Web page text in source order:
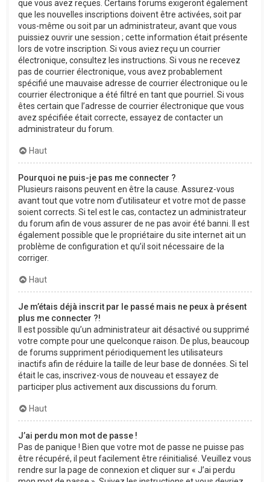
que vous avez reçues. Certains forums exigeront également
que les nouvelles inscriptions doivent être activées, soit par
vous-même ou soit par un administrateur, avant que vous
puissiez ouvrir une session ; cette information était présente
lors de votre inscription. Si vous aviez reçu un courrier
électronique, consultez les instructions. Si vous ne recevez
pas de courrier électronique, vous avez probablement
spécifié une mauvaise adresse de courrier électronique ou le
courrier électronique a été filtré en tant que pourriel. Si vous
êtes certain que l’adresse de courrier électronique que vous
avez spécifiée était correcte, essayez de contacter un
administrateur du forum.
Haut
Pourquoi ne puis-je pas me connecter ?
Plusieurs raisons peuvent en être la cause. Assurez-vous
avant tout que votre nom d’utilisateur et votre mot de passe
soient corrects. Si tel est le cas, contactez un administrateur
du forum afin de vous assurer de ne pas avoir été banni. Il est
également possible que le propriétaire du site internet ait un
problème de configuration et qu’il soit nécessaire de la
corriger.
Haut
Je m’étais déjà inscrit par le passé mais ne peux à présent
plus me connecter ?!
Il est possible qu’un administrateur ait désactivé ou supprimé
votre compte pour une quelconque raison. De plus, beaucoup
de forums suppriment périodiquement les utilisateurs
inactifs afin de réduire la taille de leur base de données. Si tel
était le cas, inscrivez-vous de nouveau et essayez de
participer plus activement aux discussions du forum.
Haut
J’ai perdu mon mot de passe !
Pas de panique ! Bien que votre mot de passe ne puisse pas
être récupéré, il peut facilement être réinitialisé. Veuillez vous
rendre sur la page de connexion et cliquer sur « J’ai perdu